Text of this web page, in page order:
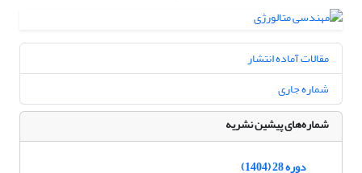
مقالات آماده انتشار
شماره جاری
شماره‌های پیشین نشریه
دوره 28 (1404)